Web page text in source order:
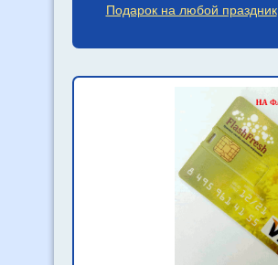
Подарок на любой праздник